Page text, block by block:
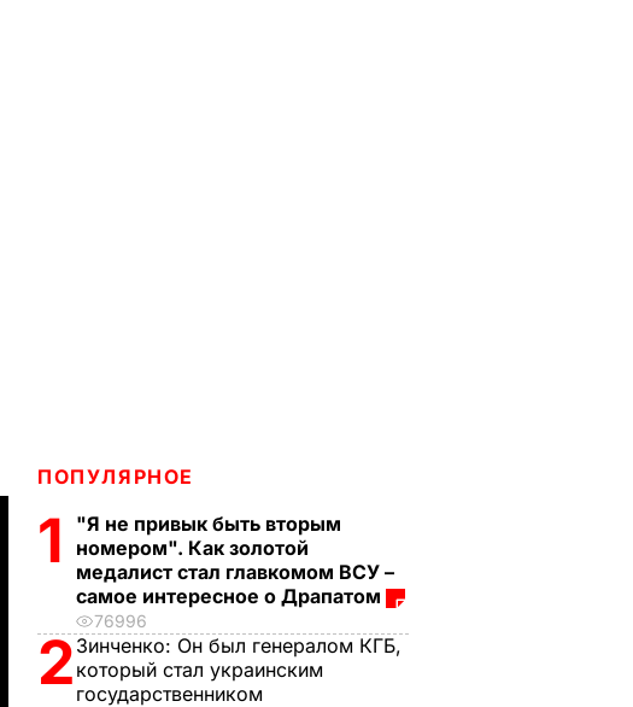
ПОПУЛЯРНОЕ
1
"Я не привык быть вторым
номером". Как золотой
медалист стал главкомом ВСУ –
самое интересное о Драпатом
76996
2 Зинченко: Он был генералом КГБ,
который стал украинским
государственником